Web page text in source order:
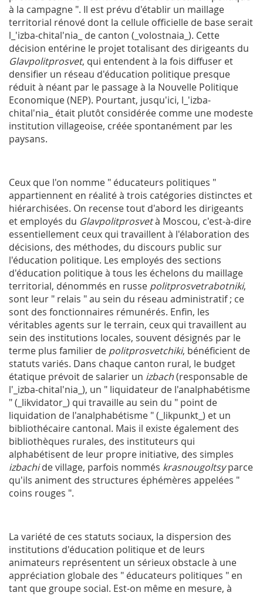
à la campagne ". Il est prévu d'établir un maillage
territorial rénové dont la cellule officielle de base serait
l_'izba-chital'nia_ de canton (_volostnaia_). Cette
décision entérine le projet totalisant des dirigeants du
Glavpolitprosvet, qui entendent à la fois diffuser et
densifier un réseau d'éducation politique presque
réduit à néant par le passage à la Nouvelle Politique
Economique (NEP). Pourtant, jusqu'ici, l_'izba-
chital'nia_ était plutôt considérée comme une modeste
institution villageoise, créée spontanément par les
paysans.
Ceux que l'on nomme " éducateurs politiques "
appartiennent en réalité à trois catégories distinctes et
hiérarchisées. On recense tout d'abord les dirigeants
et employés du Glavpolitprosvetà Moscou, c'est-à-dire
essentiellement ceux qui travaillent à l'élaboration des
décisions, des méthodes, du discours public sur
l'éducation politique. Les employés des sections
d'éducation politique à tous les échelons du maillage
territorial, dénommés en russe politprosvetrabotniki,
sont leur " relais " au sein du réseau administratif ; ce
sont des fonctionnaires rémunérés. Enfin, les
véritables agents sur le terrain, ceux qui travaillent au
sein des institutions locales, souvent désignés par le
terme plus familier de politprosvetchiki, bénéficient de
statuts variés. Dans chaque canton rural, le budget
étatique prévoit de salarier un izbach(responsable de
l'_izba-chital'nia_), un " liquidateur de l'analphabétisme
" (_likvidator_) qui travaille au sein du " point de
liquidation de l'analphabétisme " (_likpunkt_) et un
bibliothécaire cantonal. Mais il existe également des
bibliothèques rurales, des instituteurs qui
alphabétisent de leur propre initiative, des simples
izbachide village, parfois nommés krasnougoltsyparce
qu'ils animent des structures éphémères appelées "
coins rouges ".
La variété de ces statuts sociaux, la dispersion des
institutions d'éducation politique et de leurs
animateurs représentent un sérieux obstacle à une
appréciation globale des " éducateurs politiques " en
tant que groupe social. Est-on même en mesure, à